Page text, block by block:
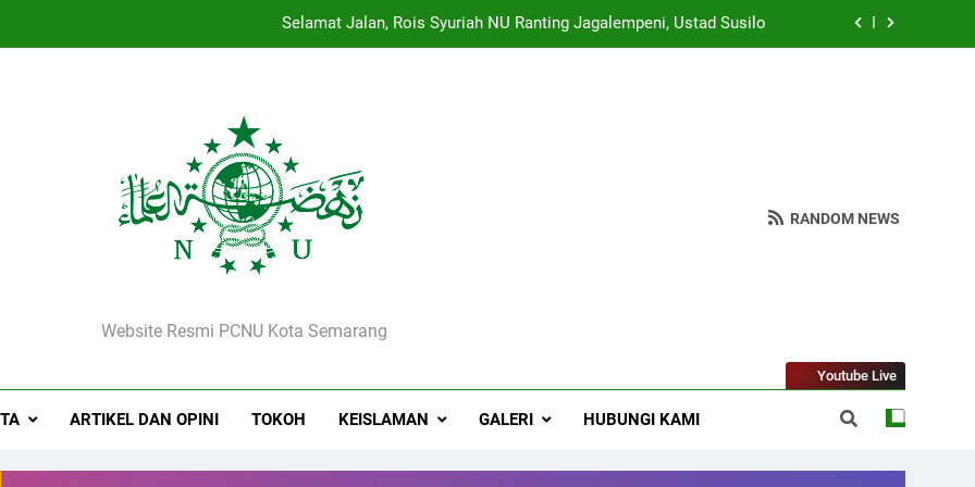
Strategi Pengembangan PMII dan Penguatan Ideologi ASWAJA di Kalangan Generasi Z
Kepala MI Sirojut Tholibin Rengaspendawa : Wujudkan Madrasah Bahagia
Selamat Jalan, Rois Syuriah NU Ranting Jagalempeni, Ustad Susilo
Kota Semarang
Website Resmi PCNU Kota Semarang
RANDOM NEWS
ARTIKEL DAN OPINI TOKOH KEISLAMAN GALERI HUBUNGI KAMI
Youtube Live